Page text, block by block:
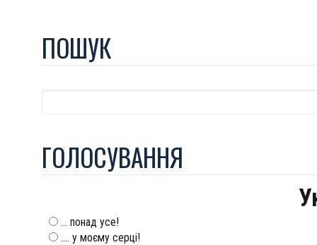
ПОШУК
ГОЛОСУВАННЯ
... понад усе!
.... у моєму серці!